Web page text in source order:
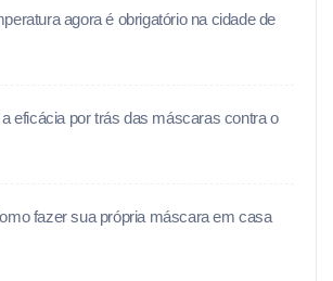
agora é obrigatório na cidade de
eficácia por trás das máscaras contra o
fazer sua própria máscara em casa